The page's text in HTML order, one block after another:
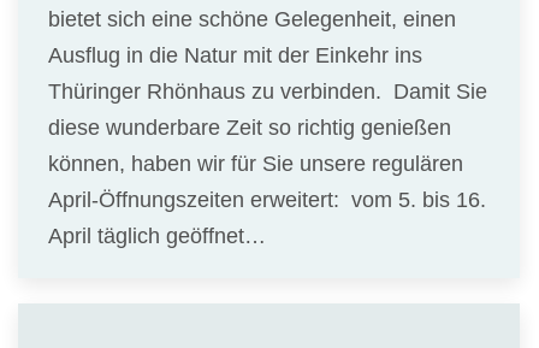
bietet sich eine schöne Gelegenheit, einen
Ausflug in die Natur mit der Einkehr ins
Thüringer Rhönhaus zu verbinden. Damit Sie
diese wunderbare Zeit so richtig genießen
können, haben wir für Sie unsere regulären
April-Öffnungszeiten erweitert: vom 5. bis 16.
April täglich geöffnet…